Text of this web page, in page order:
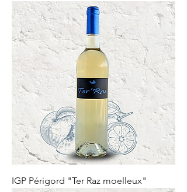
IGP Périgord "Ter Raz moelleux"